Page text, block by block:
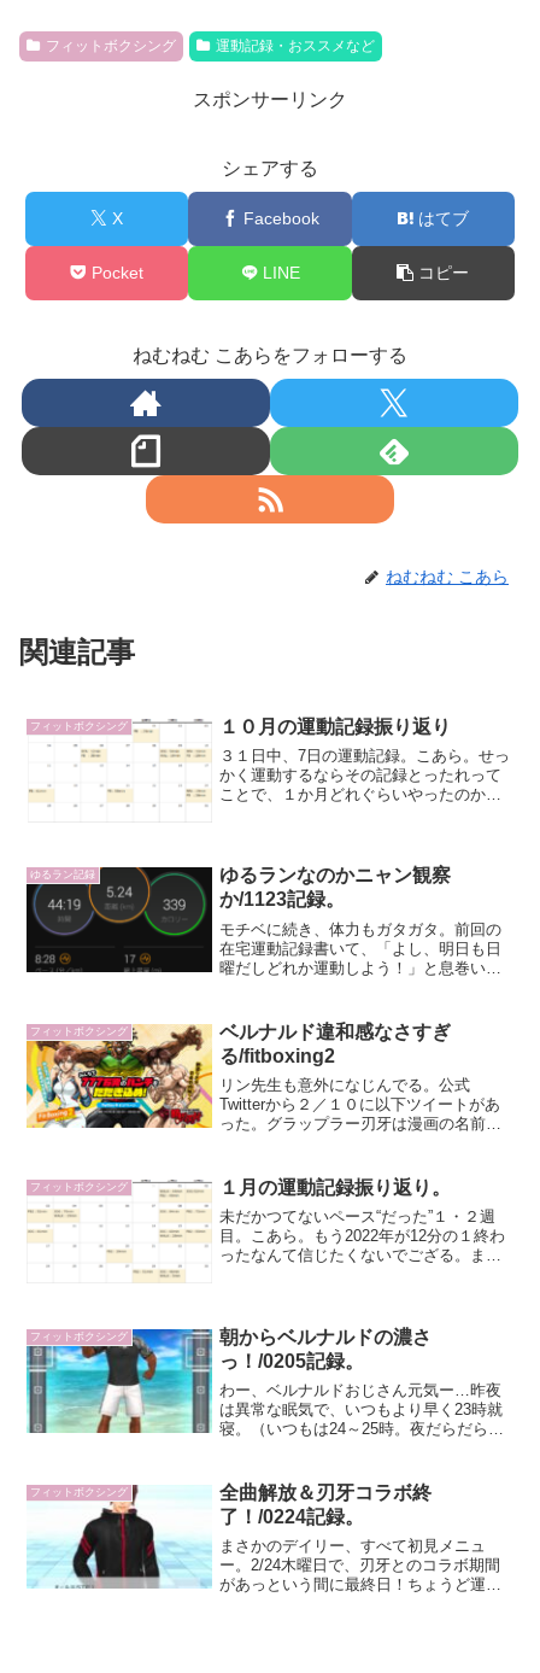
フィットボクシング 運動記録・おススメなど
スポンサーリンク
シェアする
X Facebook はてブ
Pocket LINE コピー
ねむねむ こあらをフォローする
ねむねむ こあら
関連記事
フィットボクシング １０月の運動記録振り返り
３１日中、7日の運動記録。こあら。せっ
かく運動するならその記録とったれって
ことで、１か月どれぐらいやったのかを
回、３０分以上の運動習慣...
ゆるラン記録
ゆるランなのかニャン観察
か/1123記録。
モチベに続き、体力もガタガタ。前回の
在宅運動記録書いて、「よし、明日も日
曜だしどれか運動しよう！」と息巻いて
いて起きたところ38度を夜中に記録した
らしく（その時全く気...
フィットボクシング
ベルナルド違和感なさすぎ
る/fitboxing2
リン先生も意外になじんでる。公式
Twitterから２／１０に以下ツイートがあ
った。グラップラー刃牙は漫画の名前と
のドラゴンボールみたいに後ろにZとか、
つくのかなと…。）...
フィットボクシング １月の運動記録振り返り。
未だかつてないペース“だった”１・２週
目。こあら。もう2022年が12分の１終わ
ったなんて信じたくないでござる。まだ
とが第一目標だっ...
フィットボクシング
朝からベルナルドの濃さ
っ！/0205記録。
わー、ベルナルドおじさん元気ー…昨夜
は異常な眠気で、いつもより早く23時就
寝。（いつもは24～25時。夜だらだらし
ので、朝風呂しよーと思って起きたんだ
けど、そのあとに洗...
フィットボクシング
全曲解放＆刃牙コラボ終
了！/0224記録。
まさかのデイリー、すべて初見メニュ
ー。2/24木曜日で、刃牙とのコラボ期間
があっという間に最終日！ちょうど運動